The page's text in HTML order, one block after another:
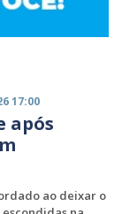
17:00
após
ao deixar o